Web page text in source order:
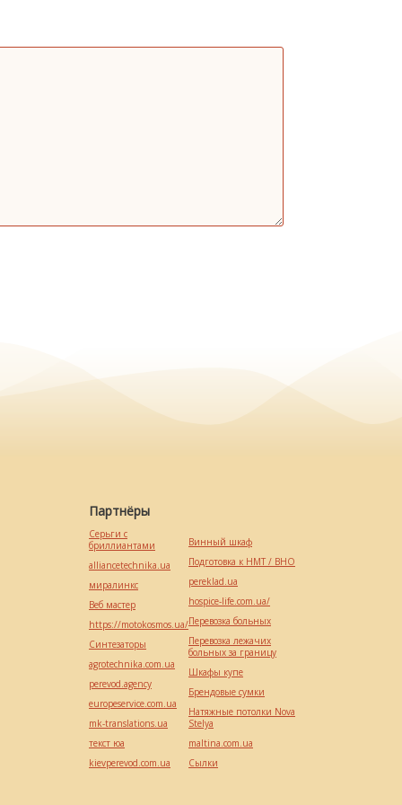
Партнёры
Серьги с
бриллиантами
alliancetechnika.ua
миралинкс
Веб мастер
https://motokosmos.ua/
Синтезаторы
agrotechnika.com.ua
perevod.agency
europeservice.com.ua
mk-translations.ua
текст юа
kievperevod.com.ua
Винный шкаф
Подготовка к НМТ / ВНО
pereklad.ua
hospice-life.com.ua/
Перевозка больных
Перевозка лежачих
больных за границу
Шкафы купе
Брендовые сумки
Натяжные потолки Nova
Stelya
maltina.com.ua
Cылки